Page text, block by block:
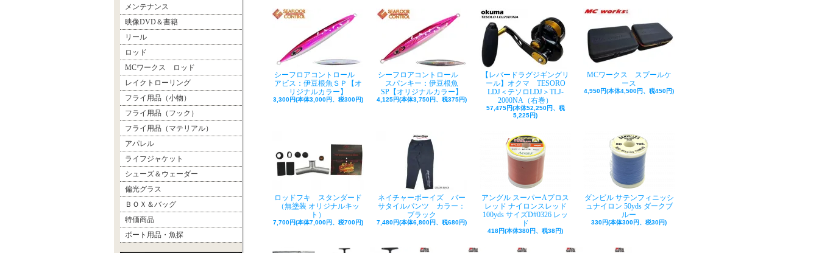
メンテナンス
映像DVD＆書籍
リール
ロッド
MCワークス ロッド
レイクトローリング
フライ用品（小物）
フライ用品（フック）
フライ用品（マテリアル）
アパレル
ライフジャケット
シューズ＆ウェーダー
偏光グラス
ＢＯＸ＆バッグ
特価商品
ボート用品・魚探
シーフロアコントロール
アビス：伊豆根魚ＳＰ【オ
リジナルカラー】
3,300円(本体3,000円、税300円)
シーフロアコントロール
スパンキー：伊豆根魚
SP【オリジナルカラー】
4,125円(本体3,750円、税375円)
【レバードラグジギングリ
ール】オクマ TESORO
LDJ＜テソロLDJ＞TLJ-
2000NA（右巻）
57,475円(本体52,250円、税
5,225円)
MCワークス スプールケ
ース
4,950円(本体4,500円、税450円)
ロッドフキ スタンダード
（無塗装 オリジナルキッ
ト）
7,700円(本体7,000円、税700円)
ネイチャーボーイズ バー
サタイルパンツ カラー：
ブラック
7,480円(本体6,800円、税680円)
アングル スーパーAプロス
レッド ナイロンスレッド
100yds サイズD#0326 レッ
ド
418円(本体380円、税38円)
ダンビル サテンフィニッシ
ュナイロン 50yds ダークブ
ルー
330円(本体300円、税30円)